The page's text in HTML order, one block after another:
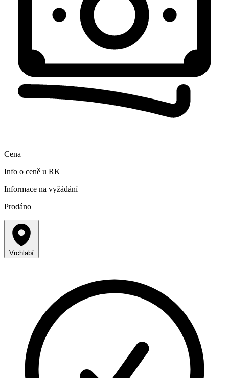
Cena
Info o ceně u RK
Informace na vyžádání
Prodáno
Vrchlabí